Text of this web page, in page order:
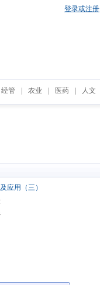
登录或注册
经管 农业 医药 人文
应用（三）